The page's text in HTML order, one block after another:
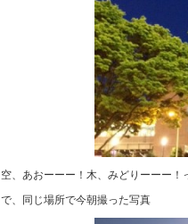
空、あおーーー！木、みどりーーー！
で、同じ場所で今朝撮った写真